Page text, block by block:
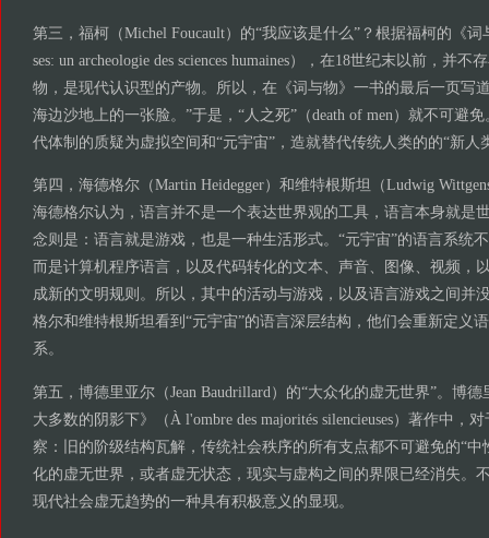
第三，福柯（Michel Foucault）的“我应该是什么”？根据福柯的《词
ses: un archeologie des sciences humaines），在18世纪末以前，并不
物，是现代认识型的产物。所以，在《词与物》一书的最后一页写
海边沙地上的一张脸。”于是，“人之死”（death of men）就不可避
代体制的质疑为虚拟空间和“元宇宙”，造就替代传统人类的的“新人
第四，海德格尔（Martin Heidegger）和维特根斯坦（Ludwig
海德格尔认为，语言并不是一个表达世界观的工具，语言本身就是
念则是：语言就是游戏，也是一种生活形式。“元宇宙”的语言系统
而是计算机程序语言，以及代码转化的文本、声音、图像、视频，
成新的文明规则。所以，其中的活动与游戏，以及语言游戏之间并
格尔和维特根斯坦看到“元宇宙”的语言深层结构，他们会重新定义
系。
第五，博德里亚尔（Jean Baudrillard）的“大众化的虚无世界”。博
大多数的阴影下》（À l'ombre des majorités silencieuses）著作中，
察：旧的阶级结构瓦解，传统社会秩序的所有支点都不可避免的“中
化的虚无世界，或者虚无状态，现实与虚构之间的界限已经消失。
现代社会虚无趋势的一种具有积极意义的显现。